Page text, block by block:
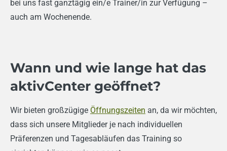
bei uns fast ganztägig ein/e Trainer/in zur Verfügung –
auch am Wochenende.
Wann und wie lange hat das
aktivCenter geöffnet?
Wir bieten großzügige Öffnungszeiten an, da wir möchten,
dass sich unsere Mitglieder je nach individuellen
Präferenzen und Tagesabläufen das Training so